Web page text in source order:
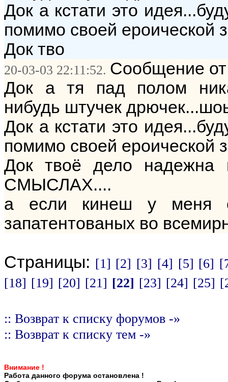
Док а кстати это
помимо своей ероической
Док тво
20-03-03 22:11:52. Сообщение
Док а тя пад полом
нибудь штучек
Док а кстати это
помимо своей ероической
Док твоё дело
СМЫСЛАХ....
а если кинеш у меня
запатентованых во
Страницы: [1] [2] [3] [4] [5] [6]
[18] [19] [20] [21] [22] [23] [24] [25]
:: Возврат к списку форумов -»
:: Возврат к списку тем -»
Внимание !
Работа данного форума остановлена !